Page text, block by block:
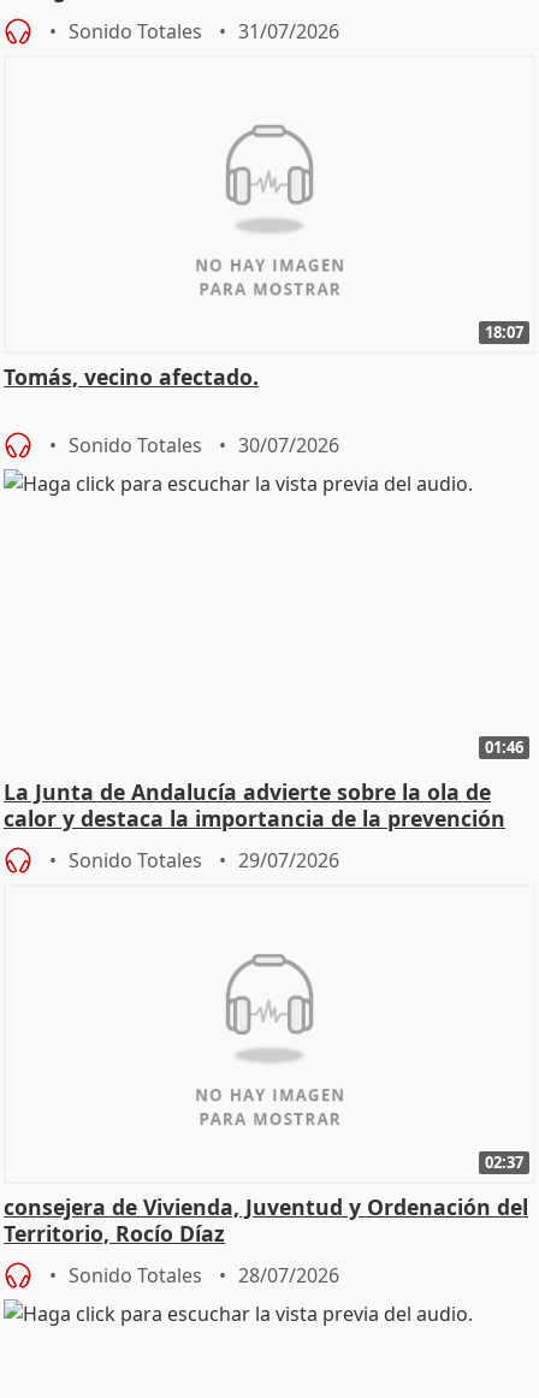
Sonido Totales 31/07/2026
18:07
Tomás, vecino afectado.
Sonido Totales 30/07/2026
01:46
La Junta de Andalucía advierte sobre la ola de
calor y destaca la importancia de la prevención
Sonido Totales 29/07/2026
02:37
consejera de Vivienda, Juventud y Ordenación del
Territorio, Rocío Díaz
Sonido Totales 28/07/2026